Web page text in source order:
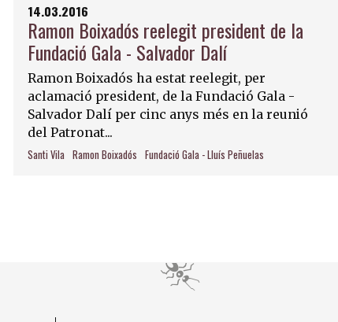
14.03.2016
Ramon Boixadós reelegit president de la
Fundació Gala - Salvador Dalí
Ramon Boixadós ha estat reelegit, per
aclamació president, de la Fundació Gala -
Salvador Dalí per cinc anys més en la reunió
del Patronat...
Santi Vila Ramon Boixadós Fundació Gala - Lluís Peñuelas